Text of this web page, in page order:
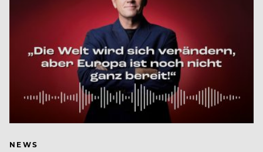
NEWS